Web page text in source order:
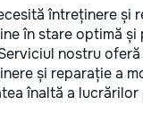
întreținere și
în stare optimă și
nostru
și reparație a
înaltă a lucrărilor